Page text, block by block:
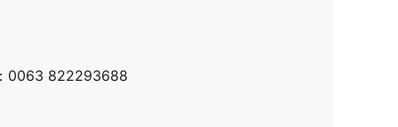
0063 822293688